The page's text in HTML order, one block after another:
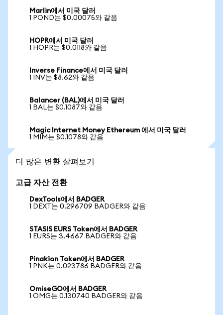
Marlin에서 미국 달러
1 POND는 $0.00075와 같음
HOPR에서 미국 달러
1 HOPR는 $0.0118와 같음
Inverse Finance에서 미국 달러
1 INV는 $8.62와 같음
Balancer (BAL)에서 미국 달러
1 BAL는 $0.1087와 같음
Magic Internet Money Ethereum 에서 미국 달러
1 MIM는 $0.1078와 같음
더 많은 변환 살펴보기
고급 자산 전환
DexTools에서 BADGER
1 DEXT는 0.296709 BADGER와 같음
STASIS EURS Token에서 BADGER
1 EURS는 3.4667 BADGER와 같음
Pinakion Token에서 BADGER
1 PNK는 0.023786 BADGER와 같음
OmiseGO에서 BADGER
1 OMG는 0.130740 BADGER와 같음